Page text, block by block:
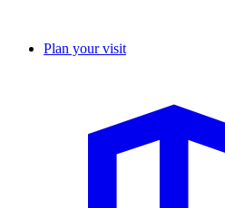
Plan your visit